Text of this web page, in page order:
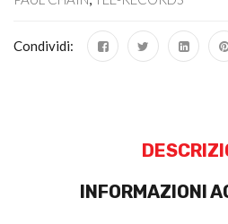
Condividi:
INFORMAZIONI